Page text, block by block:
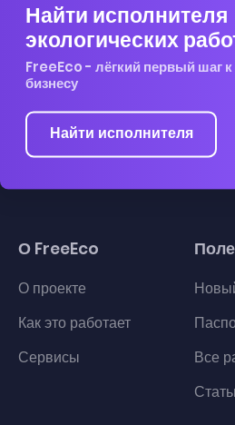
Найти исполнителя
экологических
FreeEco - лёгкий первый шаг
бизнесу
Найти исполнителя
О FreeEco
О проекте
Как это работает
Сервисы
Все